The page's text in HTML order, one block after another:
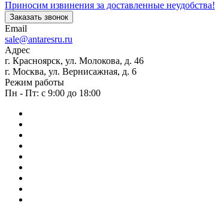
Приносим извинения за доставленные неудобства!
Заказать звонок
Email
sale@antaresru.ru
Адрес
г. Красноярск, ул. Молокова, д. 46
г. Москва, ул. Вернисажная, д. 6
Режим работы
Пн - Пт: с 9:00 до 18:00